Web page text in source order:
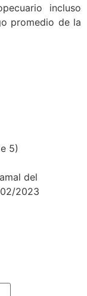
incluso
promedio de la
5)
del
2023